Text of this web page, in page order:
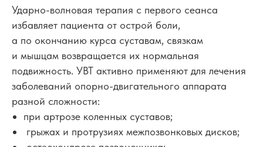
Ударно-волновая терапия с первого сеанса
избавляет пациента от острой боли,
а по окончанию курса суставам, связкам
и мышцам возвращается их нормальная
подвижность. УВТ активно применяют для лечения
заболеваний опорно-двигательного аппарата
разной сложности:
при артрозе коленных суставов;
грыжах и протрузиях межпозвонковых дисков;